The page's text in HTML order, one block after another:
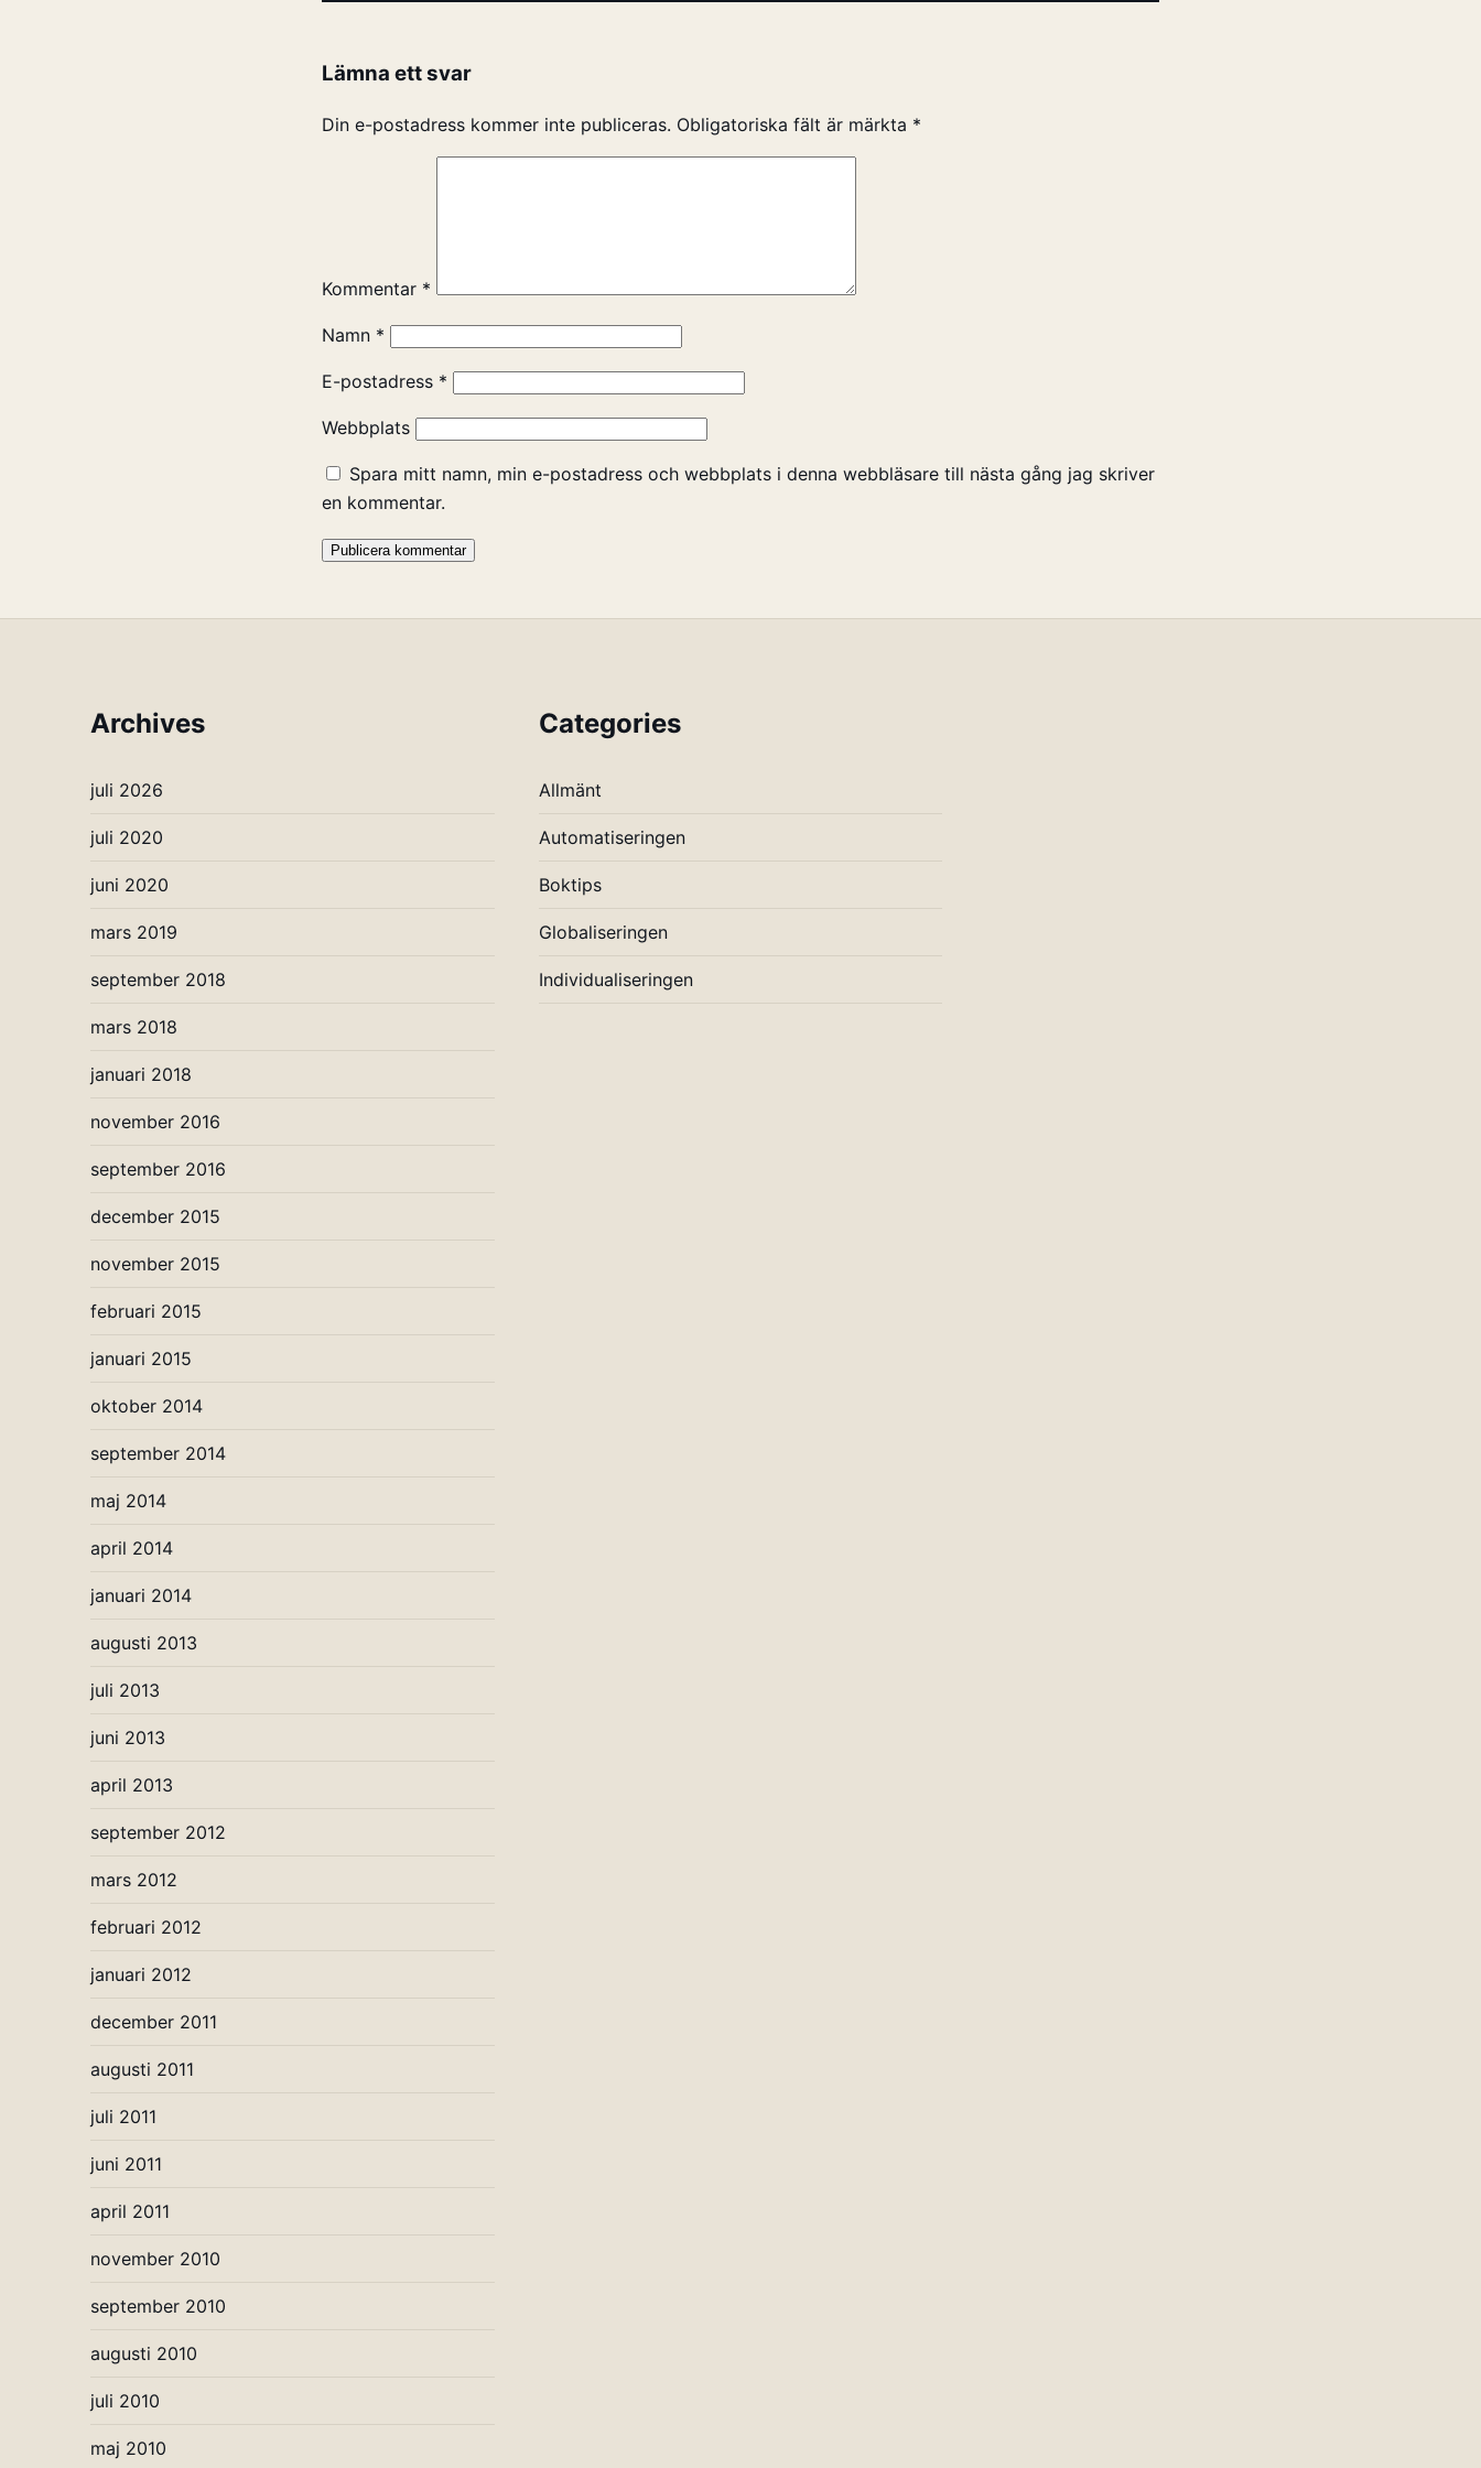
Lämna ett svar
Din e-postadress kommer inte publiceras. Obligatoriska fält är märkta *
Kommentar *
Namn *
E-postadress *
Webbplats
Spara mitt namn, min e-postadress och webbplats i denna webbläsare till nästa gång jag skriver
en kommentar.
Archives
juli 2026
juli 2020
juni 2020
mars 2019
september 2018
mars 2018
januari 2018
november 2016
september 2016
december 2015
november 2015
februari 2015
januari 2015
oktober 2014
september 2014
maj 2014
april 2014
januari 2014
augusti 2013
juli 2013
juni 2013
april 2013
september 2012
mars 2012
februari 2012
januari 2012
december 2011
augusti 2011
juli 2011
juni 2011
april 2011
november 2010
september 2010
augusti 2010
juli 2010
maj 2010
Categories
Allmänt
Automatiseringen
Boktips
Globaliseringen
Individualiseringen